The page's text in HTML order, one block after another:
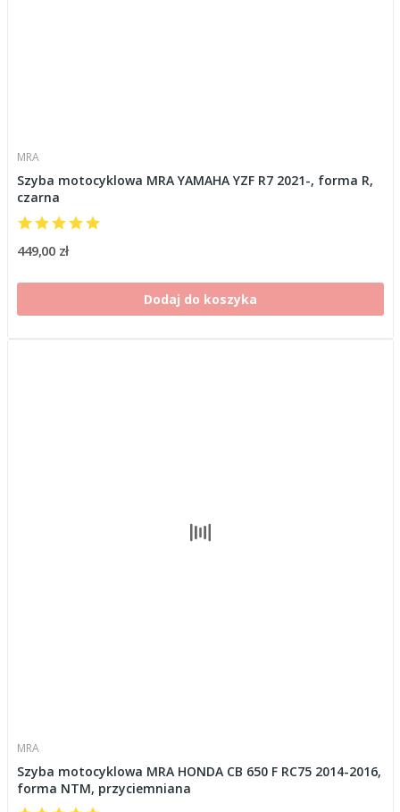
MRA
Szyba motocyklowa MRA YAMAHA YZF R7 2021-, forma R,
czarna
449,00 zł
Dodaj do koszyka
MRA
Szyba motocyklowa MRA HONDA CB 650 F RC75 2014-2016,
forma NTM, przyciemniana